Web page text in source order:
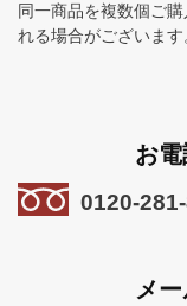
同一商品を複数個ご
れる場合がございます
お
0120-
メ